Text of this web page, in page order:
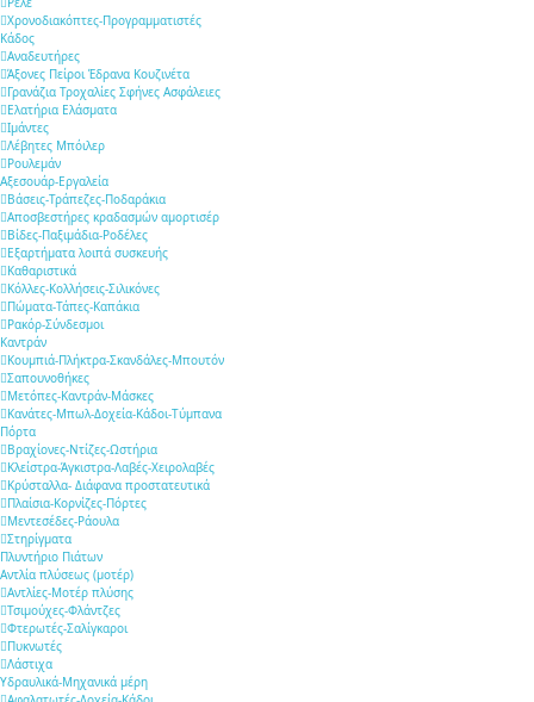
Χρονοδιακόπτες-Προγραμματιστές
Κάδος
Αναδευτήρες
Άξονες Πείροι Έδρανα Κουζινέτα
Γρανάζια Τροχαλίες Σφήνες Ασφάλειες
Ελατήρια Ελάσματα
Ιμάντες
Λέβητες Μπόιλερ
Ρουλεμάν
Αξεσουάρ-Εργαλεία
Βάσεις-Τράπεζες-Ποδαράκια
Αποσβεστήρες κραδασμών αμορτισέρ
Βίδες-Παξιμάδια-Ροδέλες
Εξαρτήματα λοιπά συσκευής
Καθαριστικά
Κόλλες-Κολλήσεις-Σιλικόνες
Πώματα-Τάπες-Καπάκια
Ρακόρ-Σύνδεσμοι
Καντράν
Κουμπιά-Πλήκτρα-Σκανδάλες-Μπουτόν
Σαπουνοθήκες
Μετόπες-Καντράν-Μάσκες
Κανάτες-Μπωλ-Δοχεία-Κάδοι-Τύμπανα
Πόρτα
Βραχίονες-Ντίζες-Ωστήρια
Κλείστρα-Άγκιστρα-Λαβές-Χειρολαβές
Κρύσταλλα- Διάφανα προστατευτικά
Πλαίσια-Κορνίζες-Πόρτες
Μεντεσέδες-Ράουλα
Στηρίγματα
Πλυντήριο Πιάτων
Αντλία πλύσεως (μοτέρ)
Αντλίες-Μοτέρ πλύσης
Τσιμούχες-Φλάντζες
Φτερωτές-Σαλίγκαροι
Πυκνωτές
Λάστιχα
Υδραυλικά-Mηχανικά μέρη